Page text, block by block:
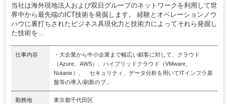
当社は海外現地法人および双日グループのネットワークを利用して世
界中から最先端のICT技術を発掘します。 経験とオペレーションノウ
ハウに裏打ちされたビジネス具現化力と技術力によってそれら発掘し
た技術を...
仕事内容
・大企業から中小企業まで幅広い顧客に対して、クラウド
（Azure、AWS）、ハイブリッドクラウド（VMware、
Nutanix）、 セキュリティ、データ分析を用いてITインフラ基
盤等の導入/刷新のプ...
勤務地 東京都千代田区